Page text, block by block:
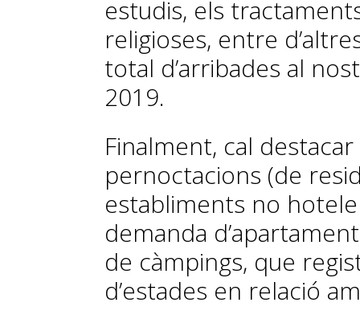
estudis, els
religioses, entre
total d’arribades al
2019.
Finalment, cal
pernoctacions (de
establiments no
demanda
de càmpings, que
d’estades en relació